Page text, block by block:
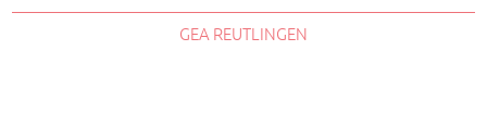
GEA REUTLINGEN